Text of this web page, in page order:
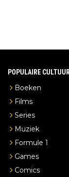
POPULAIRE CULTUUR
Boeken
Films
Series
Muziek
Formule 1
Games
Comics